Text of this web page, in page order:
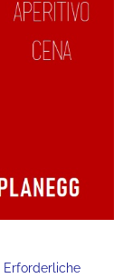
Erforderliche